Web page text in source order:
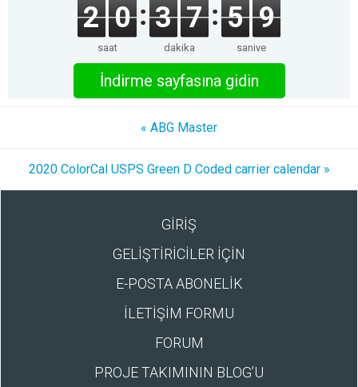
2 0
saat
3 7
dakika
5 9
saniye
İndirme sayfasına gidin
« ABG Master
2020 ColorCal USPS Green D Coded carrier calendar »
GİRİŞ
GELİŞTİRİCİLER İÇİN
E-POSTA ABONELİK
İLETİŞİM FORMU
FORUM
PROJE TAKIMININ BLOG’U